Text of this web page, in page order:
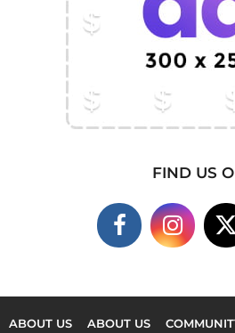
FIND US
ABOUT US ABOUT US